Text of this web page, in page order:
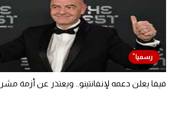
فيفا يعلن دعمه لإنفانتينو.. ويعتذر عن أزمة